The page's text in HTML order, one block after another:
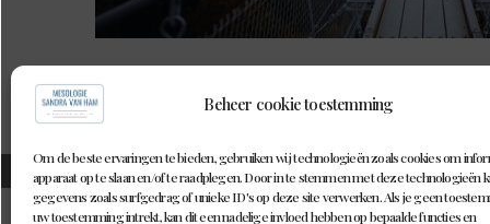
Beheer cookie toestemming
Om de beste ervaringen te bieden, gebruiken wij technologieën zoals cookies om
apparaat op te slaan en/of te raadplegen. Door in te stemmen met deze technologieën
gegevens zoals surfgedrag of unieke ID's op deze site verwerken. Als je geen
uw toestemming intrekt, kan dit een nadelige invloed hebben op bepaalde functies en
©MESOLOGIE SANDRA VAN HAM l